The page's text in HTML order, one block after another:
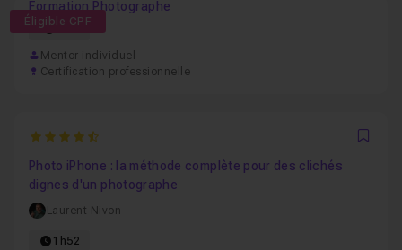
Éligible CPF
Formation Photographe
61h
Mentor individuel
Certification professionnelle
4.5
Photo iPhone : la méthode complète pour des clichés
dignes d'un photographe
Laurent Nivon
1h52